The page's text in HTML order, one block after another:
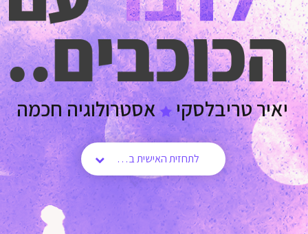
אסטרולוגיה חכמה
לתחזית האישית בחר את המזל שלך